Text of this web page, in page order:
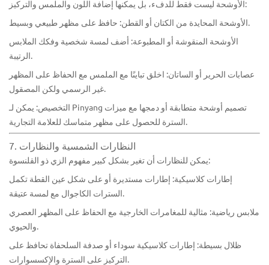
الأوشحة ليست فقط للدفء، بل يمكنها إضافة اللون والملمس والتركيز:
الأوشحة المحايدة من الكتان أو القطن: حافظ على مظهر طبيعي وبسيط.
الأوشحة المنقوشة أو المطبوعة: أضف لمسة شخصية وفكك الملابس
الرتيبة.
عصابات الحرير أو الساتان: اخلق تباينًا مع الملمس مع الحفاظ على المظهر
غير الرسمي ولكن المصقول.
التخصيص: يمكن لـ Pinyang تصميم أوشحة متطابقة أو دمجها مع ميزات
السترة للحصول على مظهر متماسك للعلامة التجارية.
7. النظارات الشمسية والنظارات
يمكن للنظارات أن تغير بشكل كبير مفهوم الزي ذو القلنسوة:
إطارات كلاسيكية: إطارات مستديرة أو على شكل عين القطة تكمل
السترات الكاجوال مع لمسة عتيقة.
ملابس رياضية: مثالية للمغامرات الخارجية مع الحفاظ على المظهر العصري
والحيوي.
ظلال بسيطة: إطارات كلاسيكية سوداء أو صدفة السلحفاة تحافظ على
التركيز على السترة والإكسسوارات.